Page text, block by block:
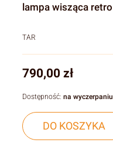
lampa wisząca retro
TAR
Cena
790,00 zł
DO KOSZYKA
Dostępność: na wyczerpaniu